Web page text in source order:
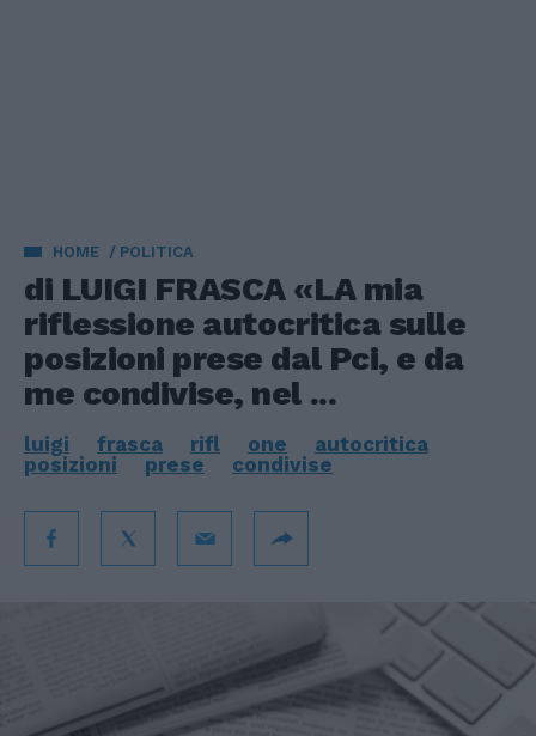
HOME POLITICA
di LUIGI FRASCA «LA mia
riflessione autocritica sulle
posizioni prese dal Pci, e da
me condivise, nel ...
luigi frasca rifl one
autocritica
posizioni
prese condivise